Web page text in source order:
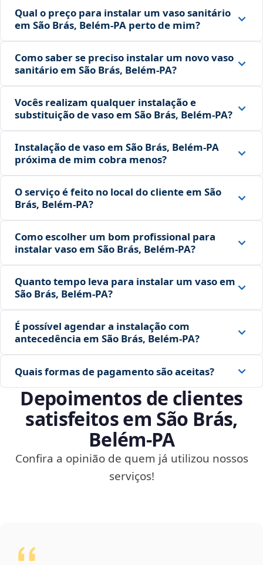
Qual o preço para instalar um vaso sanitário
em São Brás, Belém‑PA perto de mim?
Como saber se preciso instalar um novo vaso
sanitário em São Brás, Belém‑PA?
Vocês realizam qualquer instalação e
substituição de vaso em São Brás, Belém‑PA?
Instalação de vaso em São Brás, Belém‑PA
próxima de mim cobra menos?
O serviço é feito no local do cliente em São
Brás, Belém‑PA?
Como escolher um bom profissional para
instalar vaso em São Brás, Belém‑PA?
Quanto tempo leva para instalar um vaso em
São Brás, Belém‑PA?
É possível agendar a instalação com
antecedência em São Brás, Belém‑PA?
Quais formas de pagamento são aceitas?
Depoimentos de clientes
satisfeitos em São Brás,
Belém‑PA
Confira a opinião de quem já utilizou nossos
serviços!